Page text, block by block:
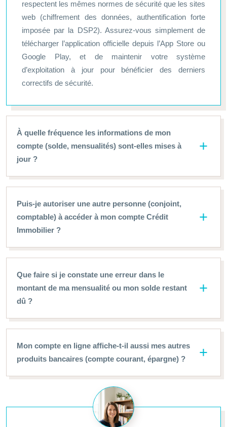
respectent les mêmes normes de sécurité que les sites
web (chiffrement des données, authentification forte
imposée par la DSP2). Assurez-vous simplement de
télécharger l’application officielle depuis l’App Store ou
Google Play, et de maintenir votre système
d’exploitation à jour pour bénéficier des derniers
correctifs de sécurité.
À quelle fréquence les informations de mon
compte (solde, mensualités) sont-elles mises à
jour ?
Puis-je autoriser une autre personne (conjoint,
comptable) à accéder à mon compte Crédit
Immobilier ?
Que faire si je constate une erreur dans le
montant de ma mensualité ou mon solde restant
dû ?
Mon compte en ligne affiche-t-il aussi mes autres
produits bancaires (compte courant, épargne) ?